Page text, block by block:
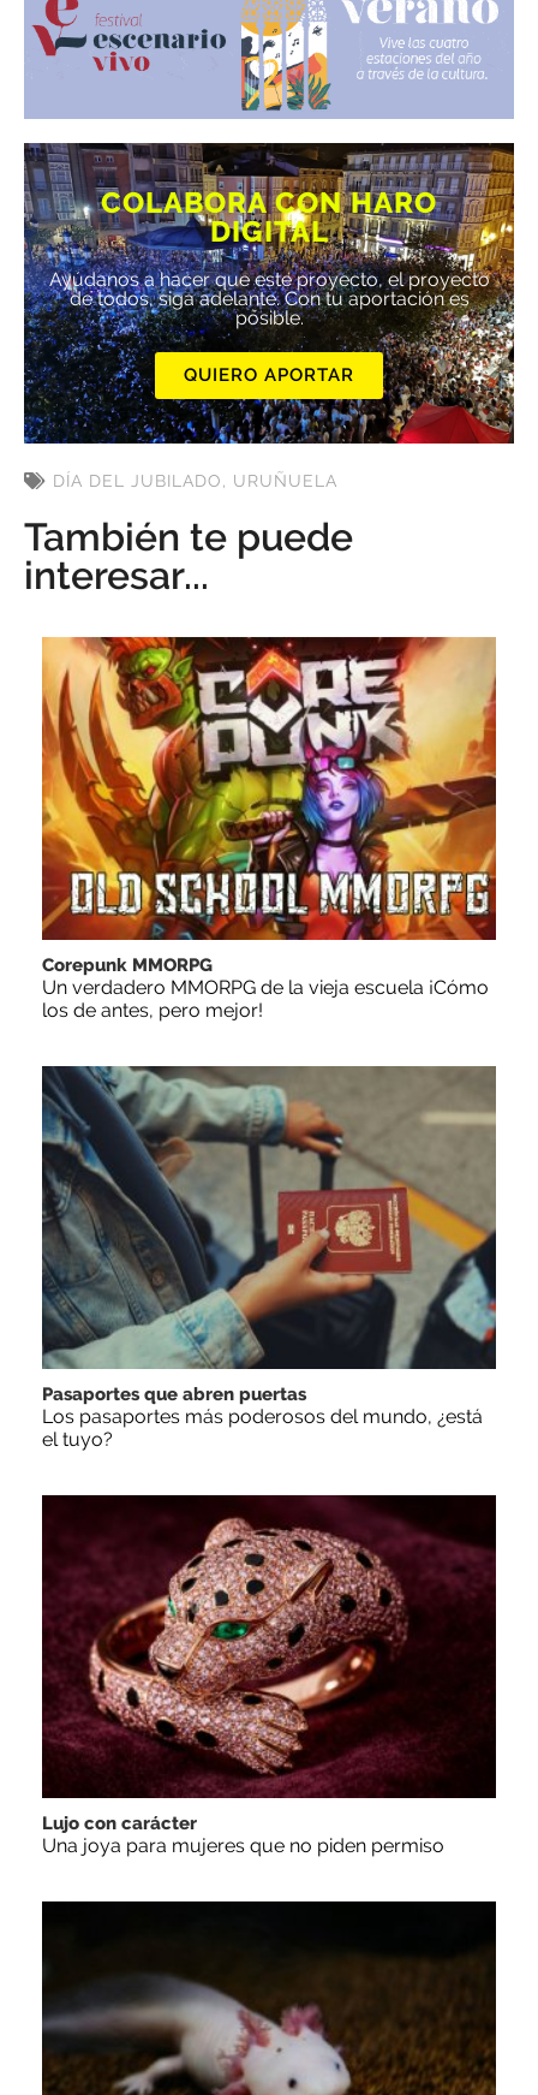
COLABORA CON HARO
DIGITAL
Ayúdanos a hacer que este proyecto, el proyecto
de todos, siga adelante. Con tu aportación es
posible.
QUIERO APORTAR
DÍA DEL JUBILADO, URUÑUELA
También te puede
interesar...
Corepunk MMORPG
Un verdadero MMORPG de la vieja escuela ¡Cómo
los de antes, pero mejor!
Pasaportes que abren puertas
Los pasaportes más poderosos del mundo, ¿está
el tuyo?
Lujo con carácter
Una joya para mujeres que no piden permiso